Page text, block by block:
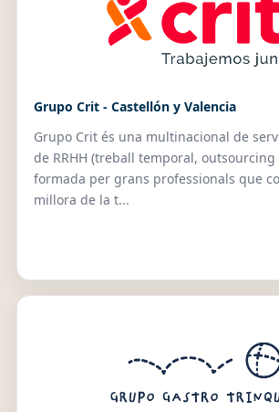
Grupo Crit - Castellón y Valencia
Grupo Crit és una multinacional de
de RRHH (treball temporal,
formada per grans professionals que
millora de la t...